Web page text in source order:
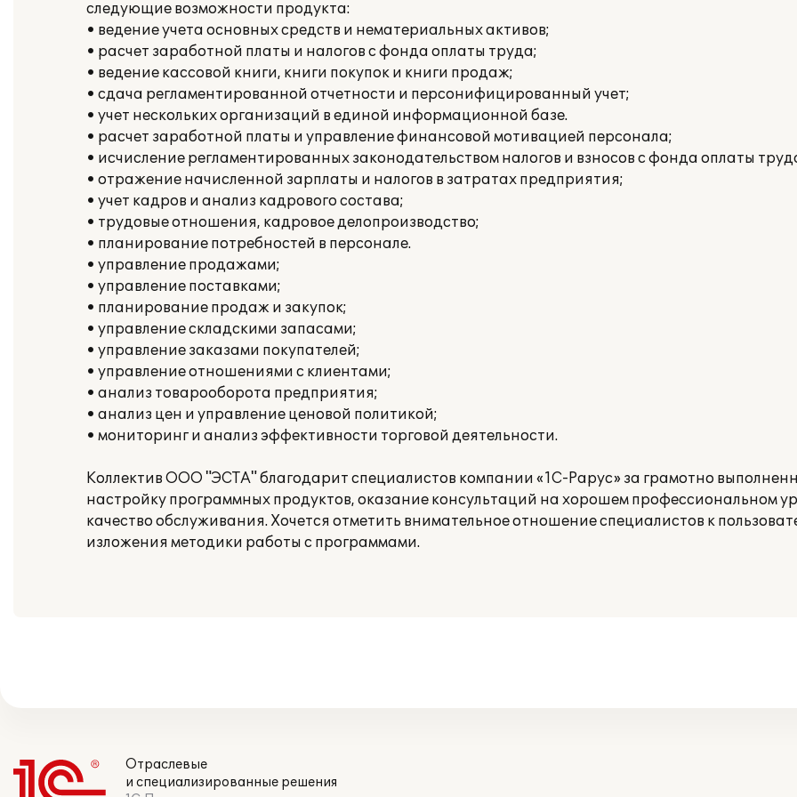
следующие возможности продукта:
• ведение учета основных средств и нематериальных активов;
• расчет заработной платы и налогов с фонда оплаты труда;
• ведение кассовой книги, книги покупок и книги продаж;
• сдача регламентированной отчетности и персонифицированный учет;
• учет нескольких организаций в единой информационной базе.
• расчет заработной платы и управление финансовой мотивацией персонала;
• исчисление регламентированных законодательством налогов и взносов с фонда оплаты
• отражение начисленной зарплаты и налогов в затратах предприятия;
• учет кадров и анализ кадрового состава;
• трудовые отношения, кадровое делопроизводство;
• планирование потребностей в персонале.
• управление продажами;
• управление поставками;
• планирование продаж и закупок;
• управление складскими запасами;
• управление заказами покупателей;
• управление отношениями с клиентами;
• анализ товарооборота предприятия;
• анализ цен и управление ценовой политикой;
• мониторинг и анализ эффективности торговой деятельности.
Коллектив ООО "ЭСТА" благодарит специалистов компании «1С-Рарус» за грамотно
настройку программных продуктов, оказание консультаций на хорошем профессиональном
качество обслуживания. Хочется отметить внимательное отношение специалистов к
изложения методики работы с программами.
Отраслевые
и специализированные решения